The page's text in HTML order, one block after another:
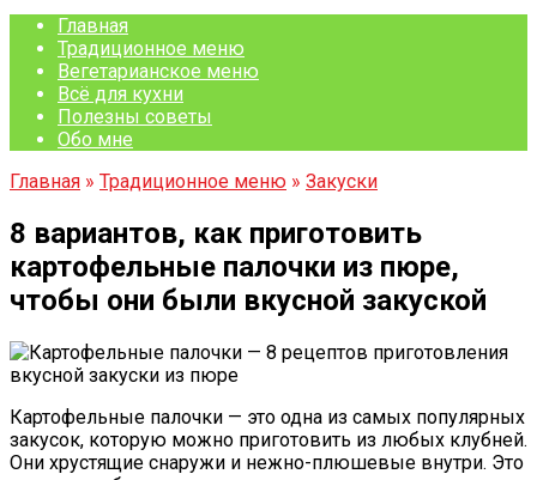
Главная
Традиционное меню
Вегетарианское меню
Всё для кухни
Полезны советы
Обо мне
Главная » Традиционное меню » Закуски
8 вариантов, как приготовить
картофельные палочки из пюре,
чтобы они были вкусной закуской
Картофельные палочки — это одна из самых популярных
закусок, которую можно приготовить из любых клубней.
Они хрустящие снаружи и нежно-плюшевые внутри. Это